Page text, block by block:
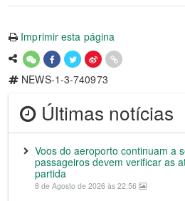
Imprimir esta página
NEWS-1-3-740973
Últimas notícias
Voos do aeroporto continuam a
passageiros devem verificar as
partida
8 de Agosto de 2026 às 22:56